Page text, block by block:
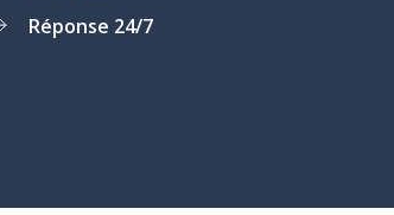
Réponse 24/7